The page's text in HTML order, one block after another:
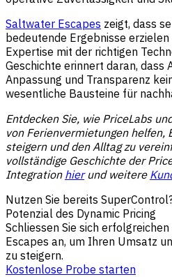
Saltwater Escapes zeigt, dass
bedeutende Ergebnisse
Expertise mit der richtigen
Geschichte erinnert daran, dass
Anpassung und Transparenz
wesentliche Bausteine für
Entdecken Sie, wie PriceLabs
von Ferienvermietungen helfen,
steigern und den Alltag zu
vollständige Geschichte der
Integration hierund weitere
Nutzen Sie bereits
Potenzial des Dynamic Pricing
Schliessen Sie sich
Escapes an, um Ihren Umsatz
zu steigern.
Kostenlose Probe starten